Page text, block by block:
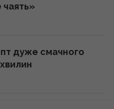
за концерти в
дуже смачного